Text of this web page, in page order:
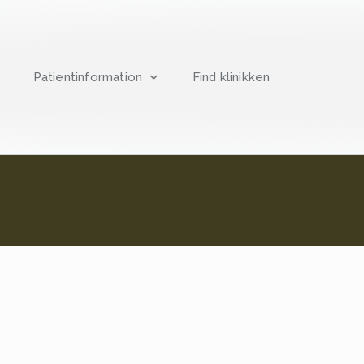
Patientinformation Find klinikken